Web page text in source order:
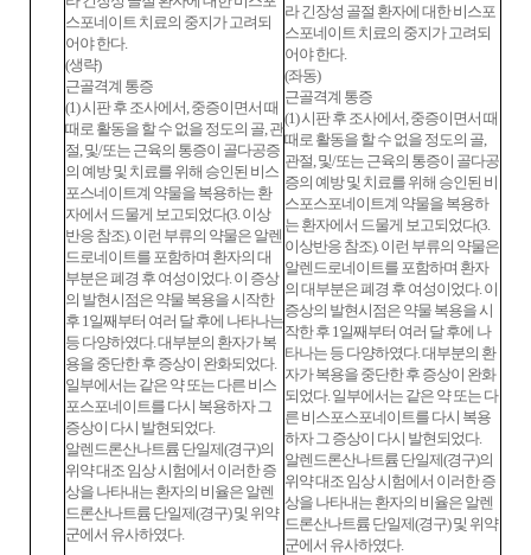
스포네이트 치료의 중지가 고려되
어야 한다.
(생략)
근골격계 통증
(1) 시판 후 조사에서, 중증이면서 때
때로 활동을 할 수 없을 정도의 골, 관
절, 및/또는 근육의 통증이 골다공증
의 예방 및 치료를 위해 승인된 비스
포스네이트계 약물을 복용하는 환
자에서 드물게 보고되었다(3. 이상
반응 참조). 이런 부류의 약물은 알렌
드로네이트를 포함하며 환자의 대
부분은 폐경 후 여성이었다. 이 증상
의 발현시점은 약물 복용을 시작한
후 1일째부터 여러 달 후에 나타나는
등 다양하였다. 대부분의 환자가 복
용을 중단한 후 증상이 완화되었다.
일부에서는 같은 약 또는 다른 비스
포스포네이트를 다시 복용하자 그
증상이 다시 발현되었다.
알렌드론산나트륨 단일제(경구)의
위약 대조 임상 시험에서 이러한 증
상을 나타내는 환자의 비율은 알렌
드론산나트륨 단일제(경구) 및 위약
군에서 유사하였다.
라 긴장성 골절 환자에 대한 비스포
스포네이트 치료의 중지가 고려되
어야 한다.
(좌동)
근골격계 통증
(1) 시판 후 조사에서, 중증이면서 때
때로 활동을 할 수 없을 정도의 골,
관절, 및/또는 근육의 통증이 골다공
증의 예방 및 치료를 위해 승인된 비
스포스포네이트계 약물을 복용하
는 환자에서 드물게 보고되었다(3.
이상반응 참조). 이런 부류의 약물은
알렌드로네이트를 포함하며 환자
의 대부분은 폐경 후 여성이었다. 이
증상의 발현시점은 약물 복용을 시
작한 후 1일째부터 여러 달 후에 나
타나는 등 다양하였다. 대부분의 환
자가 복용을 중단한 후 증상이 완화
되었다. 일부에서는 같은 약 또는 다
른 비스포스포네이트를 다시 복용
하자 그 증상이 다시 발현되었다.
알렌드론산나트륨 단일제(경구)의
위약 대조 임상 시험에서 이러한 증
상을 나타내는 환자의 비율은 알렌
드론산나트륨 단일제(경구) 및 위약
군에서 유사하였다.